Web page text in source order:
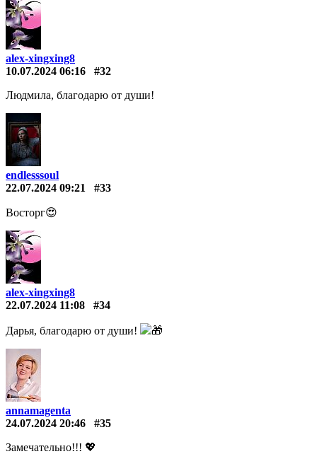
alex-xingxing8
10.07.2024 06:16
#32
Людмила, благодарю от души!
endlesssoul
22.07.2024 09:21
#33
Восторг😍
alex-xingxing8
22.07.2024 11:08
#34
Дарья, благодарю от души! 🎁
annamagenta
24.07.2024 20:46
#35
Замечательно!!! 💖